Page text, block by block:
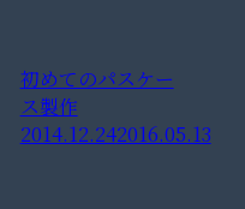
初めてのパスケー
ス製作
2014.12.242016.05.13